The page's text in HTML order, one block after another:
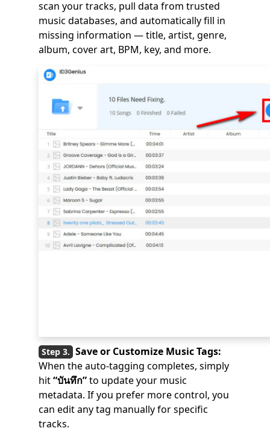
scan your tracks, pull data from trusted
music databases, and automatically fill in
missing information — title, artist, genre,
album, cover art, BPM, key, and more.
Save or Customize Music Tags:
When the auto-tagging completes, simply
hit“บันทึก”to update your music
metadata. If you prefer more control, you
can edit any tag manually for specific
tracks.